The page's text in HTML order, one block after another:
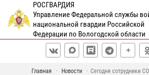
РОСГВАРДИЯ
Управление Федеральной службы
национальной гвардии Российской
Федерации по Вологодской области
Главная Новости
Сегодня сотрудники